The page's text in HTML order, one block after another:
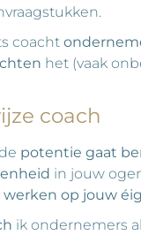
coacht
het (vaak
coach
potentie gaat
in jouw
op jouw
ik ondernemers al